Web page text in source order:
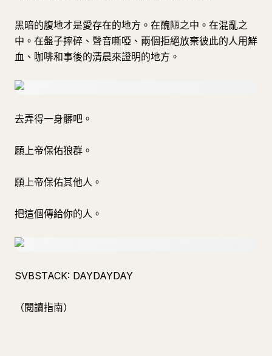
黑暗的腹地才是愛存在的地方。在醜陋之中。在混亂之
中。在盤子摔碎、聲音嘶啞、兩個拒絕放棄彼此的人用鮮
血、咖啡和事後的清晨來證明的地方。
去弄得一身髒吧。
願上帝保佑狼群。
願上帝保佑其他人。
把這個傳給你的人。
SVBSTACK: DAYDAYDAY
（閱讀指南）